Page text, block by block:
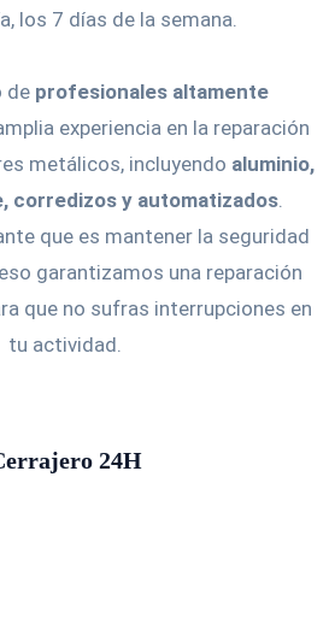
los 7 días de la semana.
de profesionales altamente
experiencia en la reparación
metálicos, incluyendo aluminio,
corredizos y automatizados.
que es mantener la seguridad
garantizamos una reparación
que no sufras interrupciones en
tu actividad.
24H